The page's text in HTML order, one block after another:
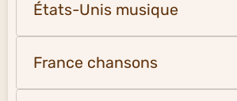
États-Unis musique
France chansons